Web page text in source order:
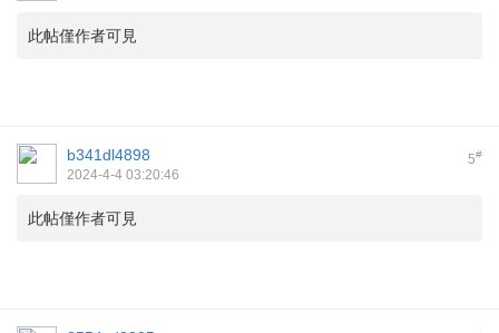
此帖僅作者可見
5#
b341dl4898
2024-4-4 03:20:46
此帖僅作者可見